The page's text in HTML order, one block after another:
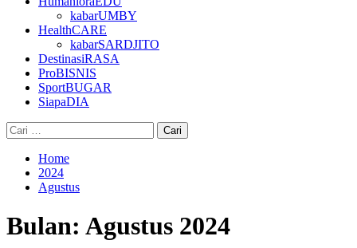
kabarUMBY
HealthCARE
kabarSARDJITO
DestinasiRASA
ProBISNIS
SportBUGAR
SiapaDIA
Cari
untuk:
Home
2024
Agustus
Bulan: Agustus 2024